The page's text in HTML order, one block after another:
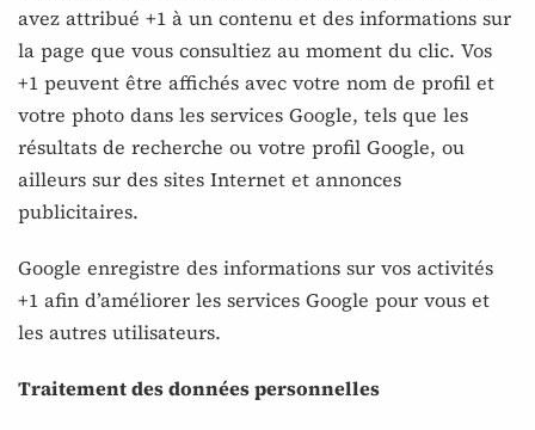
avez attribué +1 à un contenu et des informations sur
la page que vous consultiez au moment du clic. Vos
+1 peuvent être affichés avec votre nom de profil et
votre photo dans les services Google, tels que les
résultats de recherche ou votre profil Google, ou
ailleurs sur des sites Internet et annonces
publicitaires.
Google enregistre des informations sur vos activités
+1 afin d’améliorer les services Google pour vous et
les autres utilisateurs.
Traitement des données personnelles